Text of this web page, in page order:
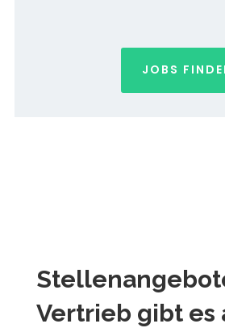
JOBS
Vertrieb gibt es